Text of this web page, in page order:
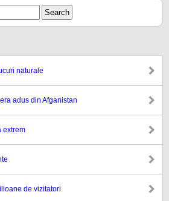
naturale
adus din Afganistan
extrem
de vizitatori